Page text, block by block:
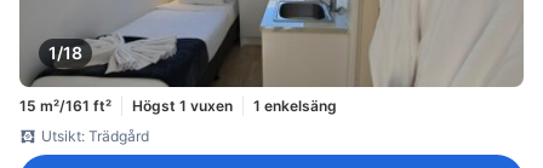
1/18
15 m²/161 ft² Högst 1 vuxen
1 enkelsäng
Utsikt: Trädgård